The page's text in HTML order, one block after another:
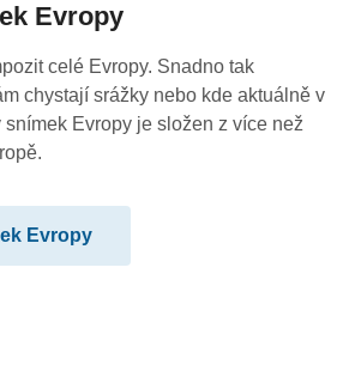
Evropy
celé Evropy. Snadno tak
chystají srážky nebo kde aktuálně v
Evropy je složen z více než
Evropy